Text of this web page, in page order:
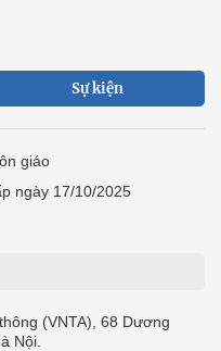
Sự kiện
giáo
ngày 17/10/2025
(VNTA), 68 Dương
Nội.